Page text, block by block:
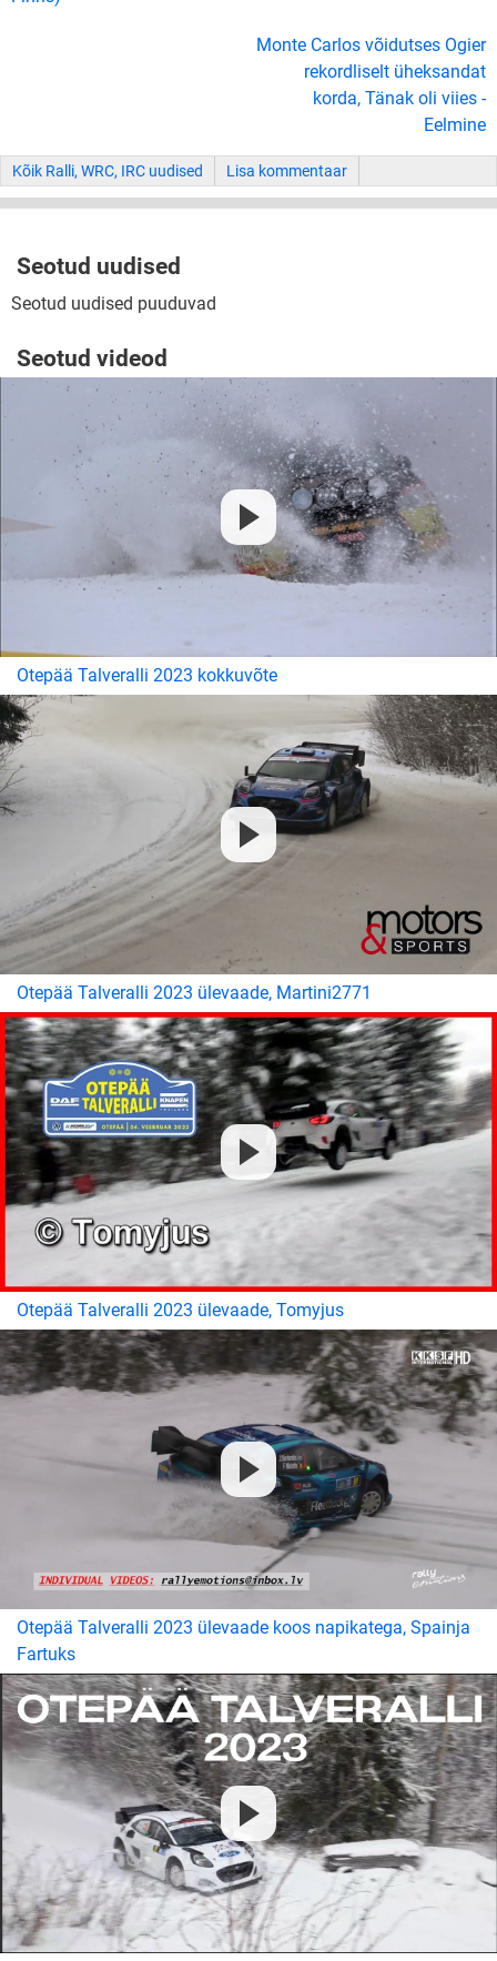
Monte Carlos võidutses Ogier
rekordliselt üheksandat
korda, Tänak oli viies -
Eelmine
Kõik Ralli, WRC, IRC uudised Lisa kommentaar
Seotud uudised
Seotud uudised puuduvad
Seotud videod
Otepää Talveralli 2023 kokkuvõte
Otepää Talveralli 2023 ülevaade, Martini2771
Otepää Talveralli 2023 ülevaade, Tomyjus
Otepää Talveralli 2023 ülevaade koos napikatega, Spainja
Fartuks